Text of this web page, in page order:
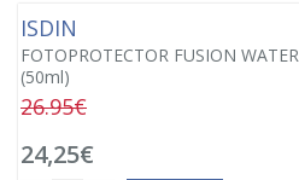
ISDIN
FOTOPROTECTOR FUSION
(50ml)
26.95€
24,25€